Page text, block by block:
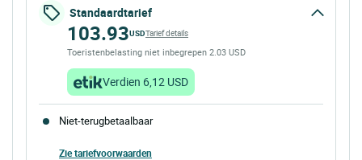
Standaardtarief
103.93USDTarief details
Toeristenbelasting niet inbegrepen 2.03 USD
Verdien 6,12 USD
Niet-terugbetaalbaar
Zie tariefvoorwaarden